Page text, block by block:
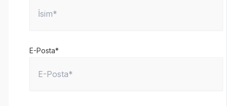
E-Posta*